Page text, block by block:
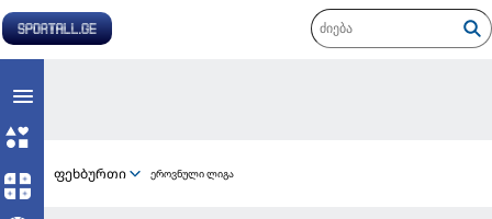
ფეხბურთი ეროვნული ლიგა